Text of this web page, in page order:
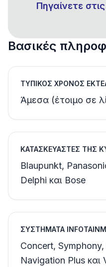
Πηγαίνετε
Βασικές
ΤΥΠΙΚΌΣ ΧΡΌΝΟΣ
Άμεσα (έτοιμο σε
ΚΑΤΑΣΚΕΥΑΣΤΈΣ ΤΗΣ
Blaupunkt,
Delphi και Bose
ΣΥΣΤΉΜΑΤΑ
Concert,
Navigation Plus και